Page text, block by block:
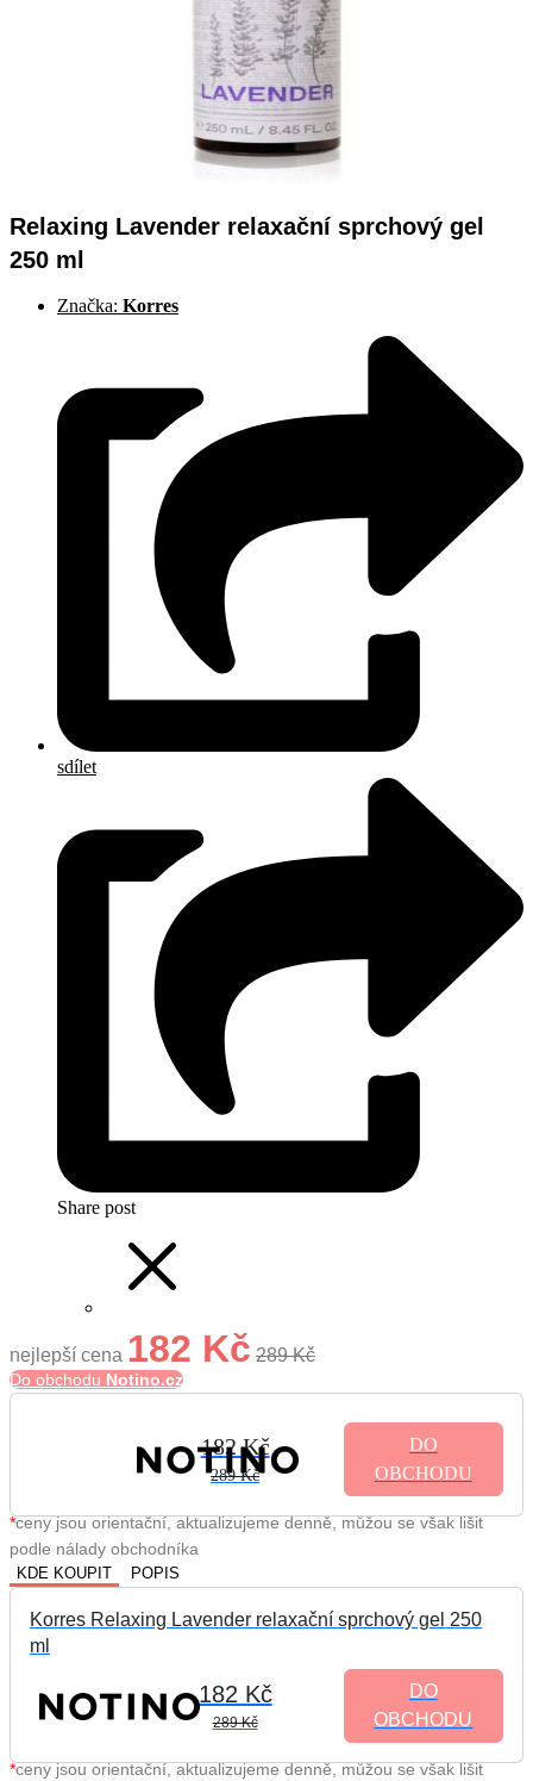
Relaxing Lavender relaxační sprchový gel
250 ml
Značka: Korres
sdílet
Share post
nejlepší cena 182 Kč 289 Kč
Do obchodu Notino.cz
182 Kč
289 Kč
DO
OBCHODU
*ceny jsou orientační, aktualizujeme denně, můžou se však lišit
podle nálady obchodníka
KDE KOUPIT POPIS
Korres Relaxing Lavender relaxační sprchový gel 250
ml
182 Kč
289 Kč
DO
OBCHODU
*ceny jsou orientační, aktualizujeme denně, můžou se však lišit